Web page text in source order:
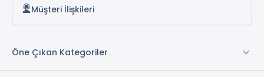
Müşteri İlişkileri
Öne Çıkan Kategoriler